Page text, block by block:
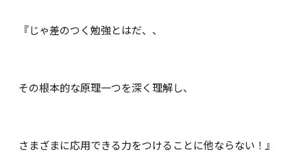
『じゃ差のつく勉強とはだ、、
その根本的な原理一つを深く理解し、
さまざまに応用できる力をつけることに他ならない！』